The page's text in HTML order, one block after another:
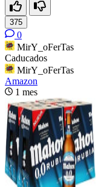
375
0
MirY_oFerTas
Caducados
MirY_oFerTas
Amazon
1 mes